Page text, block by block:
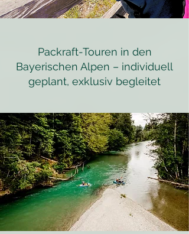
Packraft-Touren in den
Bayerischen Alpen – individuell
geplant, exklusiv begleitet